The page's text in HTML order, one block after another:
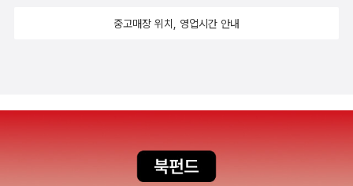
중고매장 위치, 영업시간 안내